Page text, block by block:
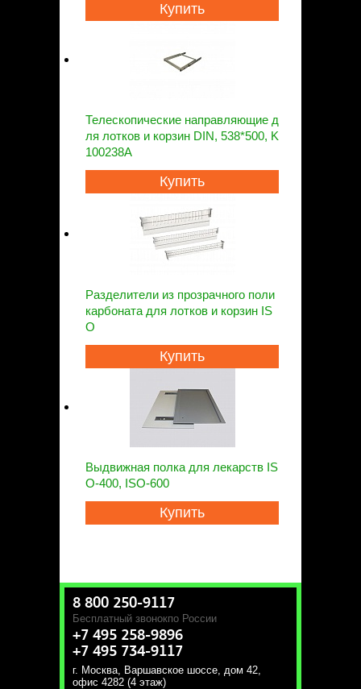
Купить
Телескопические направляющие д
ля лотков и корзин DIN, 538*500, K
100238A
Купить
Разделители из прозрачного поли
карбоната для лотков и корзин IS
O
Купить
Выдвижная полка для лекарств IS
O-400, ISO-600
Купить
8 800 250-9117
Бесплатный звонокпо России
+7 495 258-9896
+7 495 734-9117
г. Москва, Варшавское шоссе, дом 42,
офис 4282 (4 этаж)